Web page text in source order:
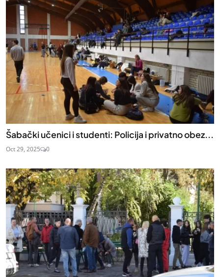
Šabački učenici i studenti: Policija i privatno obez...
Oct 29, 2025 0